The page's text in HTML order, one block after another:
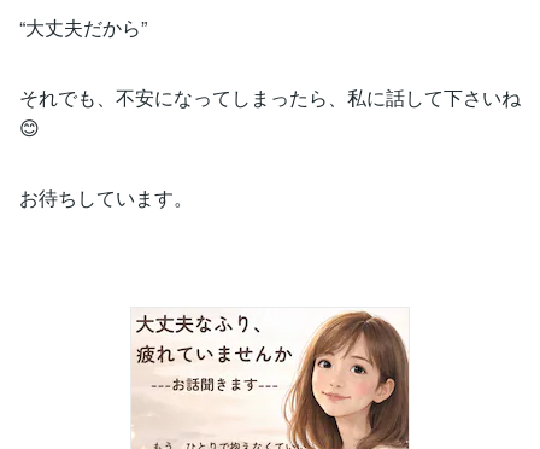
“大丈夫だから”
それでも、不安になってしまったら、私に話して下さいね
😊
お待ちしています。